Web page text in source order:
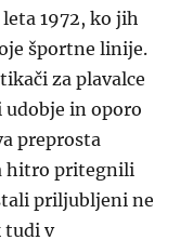
1972, ko jih
športne linije.
za plavalce
in oporo
preprosta
hitro pritegnili
priljubljeni ne
tudi v